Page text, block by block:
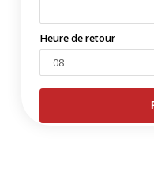
Heure de retour